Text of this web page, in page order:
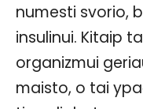
numesti svorio,
insulinui. Kitaip
organizmui
maisto, o tai